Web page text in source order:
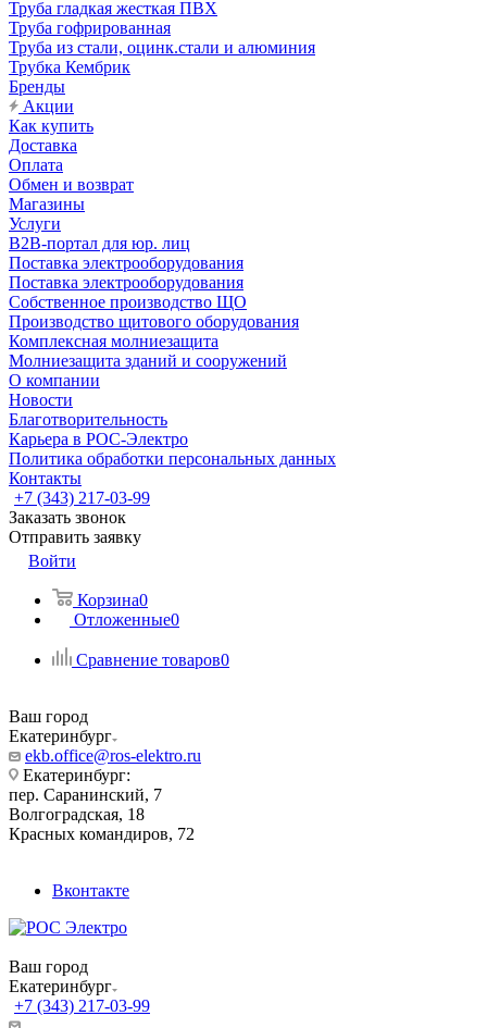
Труба гладкая жесткая ПВХ
Труба гофрированная
Труба из стали, оцинк.стали и алюминия
Трубка Кембрик
Бренды
Акции
Как купить
Доставка
Оплата
Обмен и возврат
Магазины
Услуги
B2B-портал для юр. лиц
Поставка электрооборудования
Поставка электрооборудования
Собственное производство ЩО
Производство щитового оборудования
Комплексная молниезащита
Молниезащита зданий и сооружений
О компании
Новости
Благотворительность
Карьера в РОС-Электро
Политика обработки персональных данных
Контакты
+7 (343) 217-03-99
Заказать звонок
Отправить заявку
Войти
Корзина0
Отложенные0
Сравнение товаров0
Ваш город
Екатеринбург
ekb.office@ros-elektro.ru
Екатеринбург:
пер. Саранинский, 7
Волгоградская, 18
Красных командиров, 72
Вконтакте
Ваш город
Екатеринбург
+7 (343) 217-03-99